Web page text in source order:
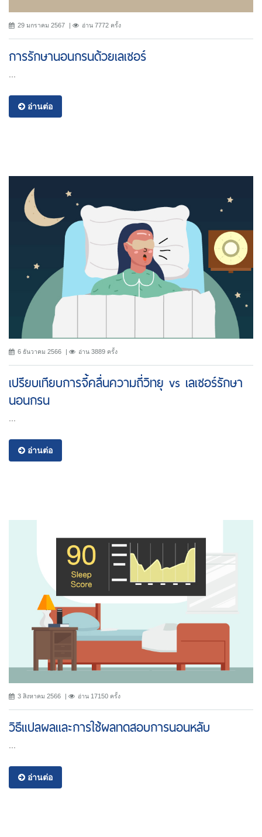
29 มกราคม 2567 อ่าน 7772 ครั้ง
การรักษานอนกรนด้วยเลเซอร์
อ่านต่อ
6 ธันวาคม 2566 อ่าน 3889 ครั้ง
เปรียบเทียบการจี้คลื่นความถี่วิทยุ vs เลเซอร์รักษา
นอนกรน
...
อ่านต่อ
3 สิงหาคม 2566 อ่าน 17150 ครั้ง
วิธีแปลผลและการใช้ผลทดสอบการนอนหลับ
อ่านต่อ